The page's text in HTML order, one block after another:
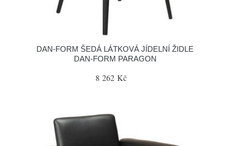
​​​​​DAN-FORM ŠEDÁ LÁTKOVÁ JÍDELNÍ ŽIDLE
DAN-FORM PARAGON
8 262 Kč